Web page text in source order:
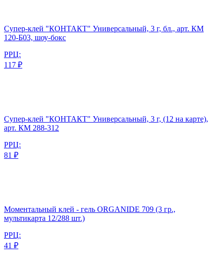
Супер-клей "КОНТАКТ" Универсальный, 3 г, бл., арт. КМ
120-Б03, шоу-бокс
РРЦ:
117 ₽
Супер-клей "КОНТАКТ" Универсальный, 3 г, (12 на карте),
арт. КМ 288-312
РРЦ:
81 ₽
Моментальный клей - гель ORGANIDE 709 (3 гр.,
мультикарта 12/288 шт.)
РРЦ:
41 ₽